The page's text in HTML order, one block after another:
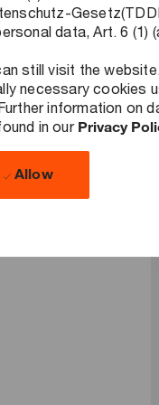
data, Art. 6 (1)
still visit the
necessary cookies
information on
in our Privacy
Allow
Ergebnisse zu
und
Branche und
bei PwC mit
reicht von
bis hin zur
und ein